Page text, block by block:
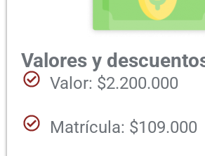
Valores y
Valor: $2.200.000
Matrícula: $109.000